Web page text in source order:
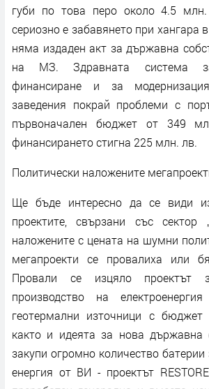
губи по това перо около 4.5
сериозно е забавянето при хангара
няма издаден акт за държавна
на МЗ. Здравната система
финансиране и за
заведения покрай проблеми с
първоначален бюджет от 349
финансирането стигна 225 млн. лв.
Политически наложените
Ще бъде интересно да се види
проектите, свързани със сектор
наложените с цената на шумни
мегапроекти се провалиха или
Провали се изцяло проектът
производство на
геотермални източници с
както и идеята за нова
закупи огромно количество
енергия от ВИ - проектът